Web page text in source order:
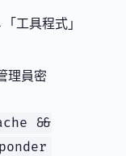
工具程式」
理員密
&&